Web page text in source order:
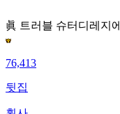
眞 트러블 슈터 디레지에
76,413
뒷집